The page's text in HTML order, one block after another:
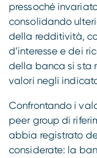
pressoché
consolidando
della redditività,
d’interesse e dei
della banca si sta
valori negli
Confrontando i
peer group di
abbia registrato
considerate: la